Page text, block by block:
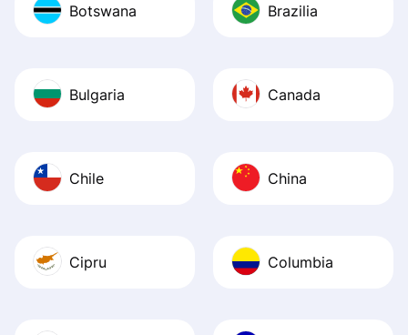
Botswana Brazilia
Bulgaria Canada
Chile China
Cipru Columbia